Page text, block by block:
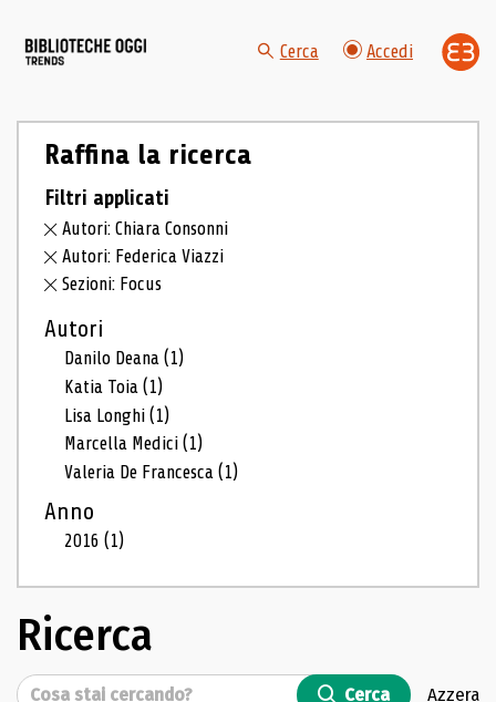
Cerca Accedi
Raffina la ricerca
Filtri applicati
Autori: Chiara Consonni
Autori: Federica Viazzi
Sezioni: Focus
Autori
Danilo Deana(1)
Katia Toia(1)
Lisa Longhi(1)
Marcella Medici(1)
Valeria De Francesca(1)
Anno
2016(1)
Ricerca
Cerca Cerca Azzera